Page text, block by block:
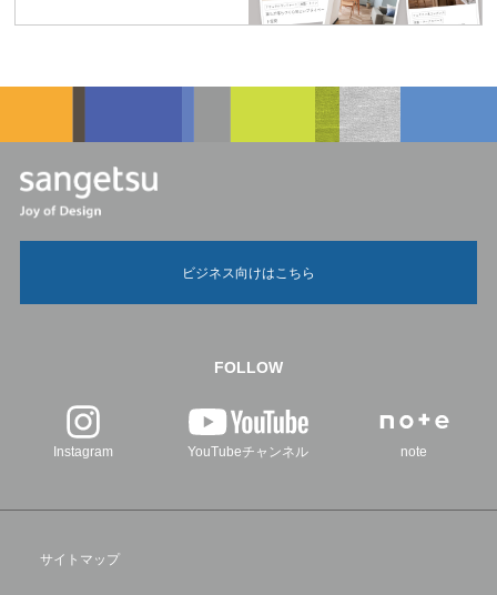
ビジネス向けはこちら
FOLLOW
Instagram YouTubeチャンネル note
サイトマップ